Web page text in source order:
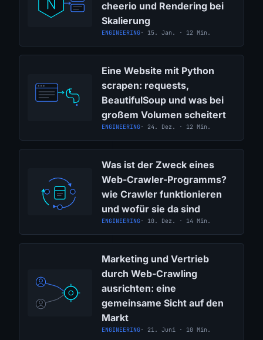
cheerio und Rendering bei
Skalierung
ENGINEERING· 15. Jan. · 12 Min.
Eine Website mit Python
scrapen: requests,
BeautifulSoup und was bei
großem Volumen scheitert
ENGINEERING· 24. Dez. · 12 Min.
Was ist der Zweck eines
Web-Crawler-Programms?
wie Crawler funktionieren
und wofür sie da sind
ENGINEERING· 10. Dez. · 14 Min.
Marketing und Vertrieb
durch Web-Crawling
ausrichten: eine
gemeinsame Sicht auf den
Markt
ENGINEERING· 21. Juni · 10 Min.